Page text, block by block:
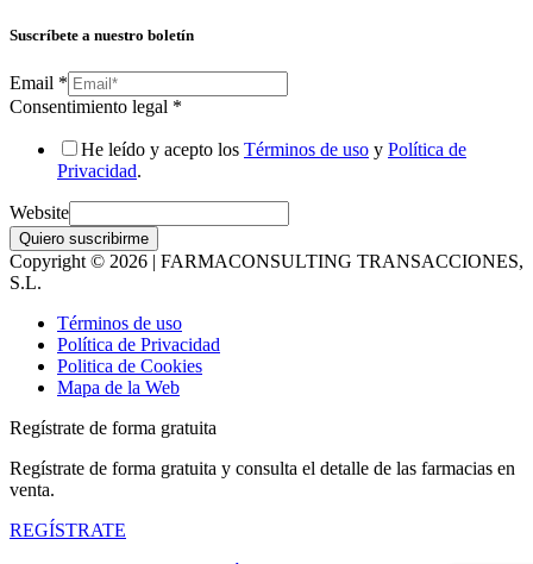
Suscríbete a nuestro boletín
Email *
Consentimiento legal *
He leído y acepto los Términos de uso y Política de
Privacidad.
Website
Quiero suscribirme
Copyright © 2026 | FARMACONSULTING TRANSACCIONES,
S.L.
Términos de uso
Política de Privacidad
Politica de Cookies
Mapa de la Web
Regístrate de forma gratuita
Regístrate de forma gratuita y consulta el detalle de las farmacias en
venta.
REGÍSTRATE